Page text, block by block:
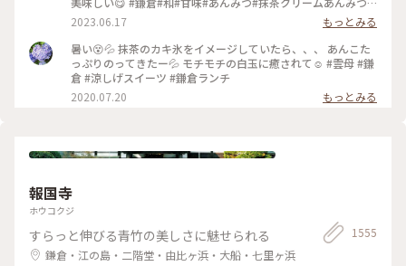
雲母
2023.06.17
もっとみる
暑い😵💦 抹茶のカキ氷をイメージしていたら、、、 あんこた
っぷりのってきたー💦 モチモチの白玉に癒されて☺️ #雲母 #鎌
倉 #涼しげスイーツ #鎌倉ランチ
2020.07.20
もっとみる
報国寺
ホウコクジ
すらっと伸びる青竹の美しさに魅せられる
鎌倉・江の島・二階堂・由比ヶ浜・大船・七里ヶ浜
1555